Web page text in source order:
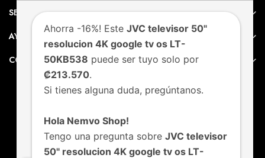
SERVICIO AL CLIENTE
AYUDA
CONTACTO
Ahorra -16%! Este JVC televisor 50"
resolucion 4K google tv os LT-
50KB538 puede ser tuyo solo por
₡213.570.
Si tienes alguna duda, pregúntanos.
Hola Nemvo Shop!
Tengo una pregunta sobre JVC televisor
50" resolucion 4K google tv os LT-